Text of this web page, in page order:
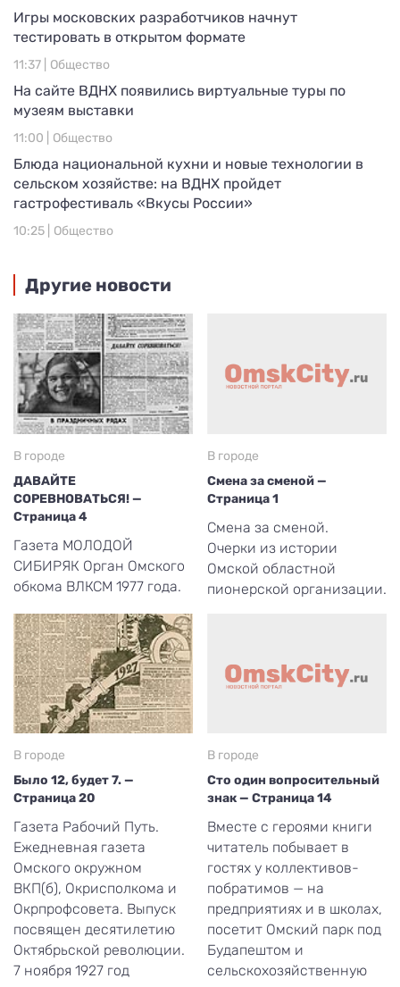
Игры московских разработчиков начнут
тестировать в открытом формате
11:37 | Общество
На сайте ВДНХ появились виртуальные туры по
музеям выставки
11:00 | Общество
Блюда национальной кухни и новые технологии в
сельском хозяйстве: на ВДНХ пройдет
гастрофестиваль «Вкусы России»
10:25 | Общество
Другие новости
В городе
ДАВАЙТЕ
СОРЕВНОВАТЬСЯ! —
Страница 4
Газета МОЛОДОЙ
СИБИРЯК Орган Омского
обкома ВЛКСМ 1977 года.
В городе
Смена за сменой —
Страница 1
Смена за сменой.
Очерки из истории
Омской областной
пионерской организации.
В городе
Было 12, будет 7. —
Страница 20
Газета Рабочий Путь.
Ежедневная газета
Омского окружном
ВКП(б), Окрисполкома и
Окрпрофсовета. Выпуск
посвящен десятилетию
Октябрьской революции.
7 ноября 1927 год
В городе
Сто один вопросительный
знак — Страница 14
Вместе с героями книги
читатель побывает в
гостях у коллективов-
побратимов — на
предприятиях и в школах,
посетит Омский парк под
Будапештом и
сельскохозяйственную